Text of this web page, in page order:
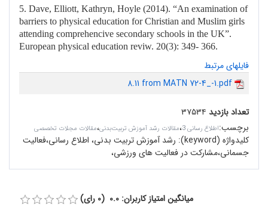
5. Dave, Elliott, Kathryn, Hoyle (2014). “An examination of
barriers to physical education for Christian and Muslim girls
attending comprehencive secondary schools in the UK”.
European physical education reviw. 20(3): 349- 366.
فایلهای مرتبط
8.11 from MATN 72-4_-1.pdf
تعداد بازدید ۳۷۵۳۴
برچسب:اطلاع رسانی 3 ،مقالات رشد آموزش تربیت‌بدنی،مقالات مجلات تخصصی
کلیدواژه (keyword):
رشد آموزش تربیت بدنی، اطلاع رسانی،فعالیت
جسمانی،مشارکت در فعالیت‌ های ورزشی،
میانگین امتیاز کاربران: 0.0 (0 رای)